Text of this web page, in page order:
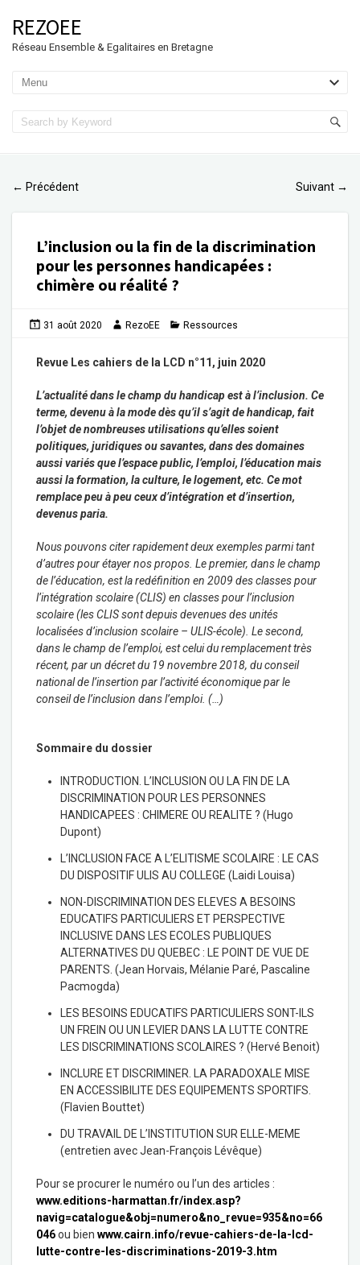
REZOEE
Réseau Ensemble & Egalitaires en Bretagne
← Précédent Suivant →
L’inclusion ou la fin de la discrimination
pour les personnes handicapées :
chimère ou réalité ?
31 août 2020 RezoEE Ressources
Revue Les cahiers de la LCD n°11, juin 2020
L’actualité dans le champ du handicap est à l’inclusion. Ce
terme, devenu à la mode dès qu’il s’agit de handicap, fait
l’objet de nombreuses utilisations qu’elles soient
politiques, juridiques ou savantes, dans des domaines
aussi variés que l’espace public, l’emploi, l’éducation mais
aussi la formation, la culture, le logement, etc. Ce mot
remplace peu à peu ceux d’intégration et d’insertion,
devenus paria.
Nous pouvons citer rapidement deux exemples parmi tant
d’autres pour étayer nos propos. Le premier, dans le champ
de l’éducation, est la redéfinition en 2009 des classes pour
l’intégration scolaire (CLIS) en classes pour l’inclusion
scolaire (les CLIS sont depuis devenues des unités
localisées d’inclusion scolaire – ULIS-école). Le second,
dans le champ de l’emploi, est celui du remplacement très
récent, par un décret du 19 novembre 2018, du conseil
national de l’insertion par l’activité économique par le
conseil de l’inclusion dans l’emploi. (…)
Sommaire du dossier
INTRODUCTION. L’INCLUSION OU LA FIN DE LA
DISCRIMINATION POUR LES PERSONNES
HANDICAPEES : CHIMERE OU REALITE ? (Hugo
Dupont)
L’INCLUSION FACE A L’ELITISME SCOLAIRE : LE CAS
DU DISPOSITIF ULIS AU COLLEGE (Laidi Louisa)
NON-DISCRIMINATION DES ELEVES A BESOINS
EDUCATIFS PARTICULIERS ET PERSPECTIVE
INCLUSIVE DANS LES ECOLES PUBLIQUES
ALTERNATIVES DU QUEBEC : LE POINT DE VUE DE
PARENTS. (Jean Horvais, Mélanie Paré, Pascaline
Pacmogda)
LES BESOINS EDUCATIFS PARTICULIERS SONT-ILS
UN FREIN OU UN LEVIER DANS LA LUTTE CONTRE
LES DISCRIMINATIONS SCOLAIRES ? (Hervé Benoit)
INCLURE ET DISCRIMINER. LA PARADOXALE MISE
EN ACCESSIBILITE DES EQUIPEMENTS SPORTIFS.
(Flavien Bouttet)
DU TRAVAIL DE L’INSTITUTION SUR ELLE-MEME
(entretien avec Jean-François Lévêque)
Pour se procurer le numéro ou l’un des articles :
www.editions-harmattan.fr/index.asp?
navig=catalogue&obj=numero&no_revue=935&no=66
046ou bien www.cairn.info/revue-cahiers-de-la-lcd-
lutte-contre-les-discriminations-2019-3.htm